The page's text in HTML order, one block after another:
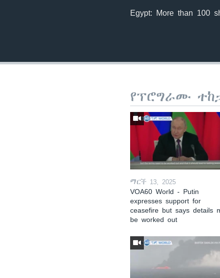
Egypt: More than 100
የፕሮግራሙ
ማርች 13, 2025
VOA60 World - Putin
expresses support for
ceasefire but says details
be worked out